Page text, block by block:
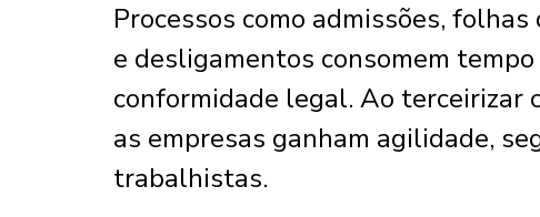
Processos como admissões,
e desligamentos consomem
conformidade legal. Ao terceirizar
as empresas ganham agilidade,
trabalhistas.